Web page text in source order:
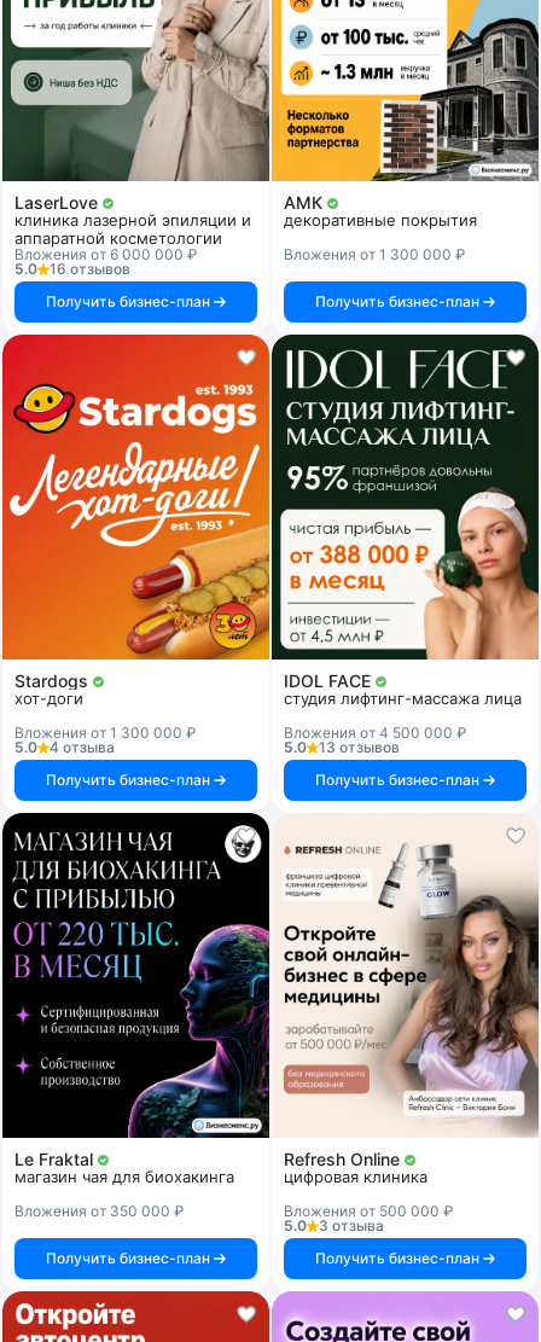
LaserLove
клиника лазерной эпиляции и
аппаратной косметологии
Вложения от 6 000 000 ₽
5.0
16 отзывов
Получить бизнес-план
АМК
декоративные покрытия
Вложения от 1 300 000 ₽
Получить бизнес-план
Stardogs
хот-доги
Вложения от 1 300 000 ₽
5.0
4 отзыва
Получить бизнес-план
IDOL FACE
студия лифтинг-массажа лица
Вложения от 4 500 000 ₽
5.0
13 отзывов
Получить бизнес-план
Le Fraktal
магазин чая для биохакинга
Вложения от 350 000 ₽
Получить бизнес-план
Refresh Online
цифровая клиника
Вложения от 500 000 ₽
5.0
3 отзыва
Получить бизнес-план